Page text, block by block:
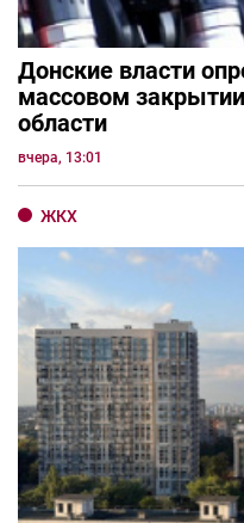
Донские власти
массовом
области
вчера, 13:01
ЖКХ